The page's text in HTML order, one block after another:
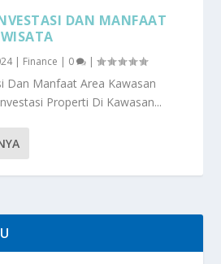
DAN MANFAAT
| Finance | 0 |
Dan Manfaat Area Kawasan
Properti Di Kawasan...